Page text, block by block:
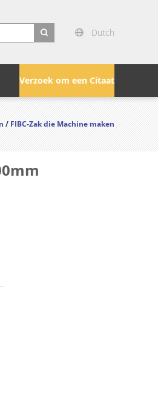
Dutch
Verzoek om een Citaat
/FIBC-Zak die Machine maken